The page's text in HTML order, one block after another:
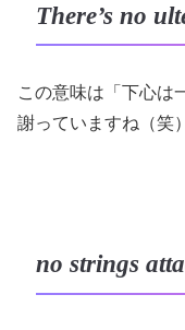
There’s no
この意味は「下心は
謝っていますね（笑）
no strings